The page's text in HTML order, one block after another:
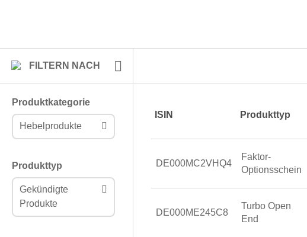
FILTERN NACH
Produktkategorie
Hebelprodukte
Produkttyp
Gekündigte
Produkte
ISIN Produkttyp
DE000MC2VHQ4
Faktor-
Optionsschein
DE000ME245C8
Turbo Open
End